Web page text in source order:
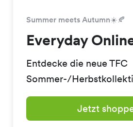
Summer meets Autumn☀️🍂
Everyday
Entdecke die neue TFC
Sommer-/
Jetzt